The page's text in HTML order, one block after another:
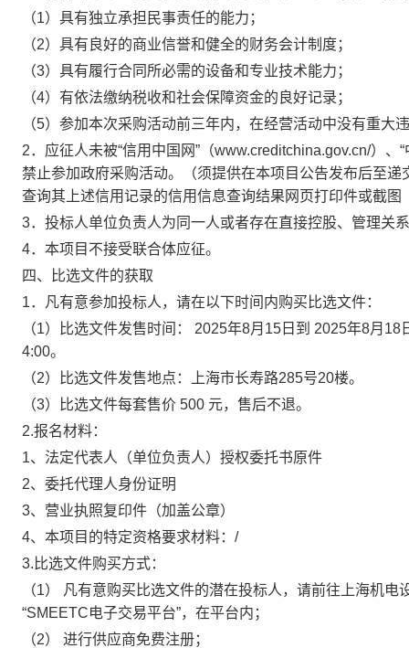
（1） 具有独立承担民事责任的能力；
（2） 具有良好的商业信誉和健全的财务会计制度；
（3） 具有履行合同所必需的设备和专业技术能力；
（4） 有依法缴纳税收和社会保障资金的良好记录；
（5） 参加本次采购活动前三年内，在经营活动中没有重大
2． 应征人未被“信用中国网”（www.creditchina.gov.cn/）
禁止参加政府采购活动。（须提供在本项目公告发布后至
查询其上述信用记录的信用信息查询结果网页打印件或截
3． 投标人单位负责人为同一人或者存在直接控股、管理关
4． 本项目不接受联合体应征。
四、
比选文件的获取
1．
凡有意参加投标人，请在以下时间内购买比选文件：
（1）
比选文件发售时间： 2025年8月15日到 2025年8月
4:00。
（2）
比选文件发售地点：上海市长寿路285号20楼。
（3）
比选文件每套售价 500 元，售后不退。
2.报名材料：
1、法定代表人（单位负责人）授权委托书原件
2、委托代理人身份证明
3、营业执照复印件（加盖公章）
4、本项目的特定资格要求材料：/
3.比选文件购买方式：
（1）
凡有意购买比选文件的潜在投标人，请前往上海机
“SMEETC电子交易平台”，在平台内；
（2）
进行供应商免费注册；